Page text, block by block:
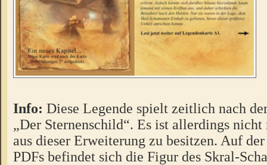
Info: Diese Legende spielt zeitlich nach
„Der Sternenschild“. Es ist allerdings
aus dieser Erweiterung zu besitzen. Auf
PDFs befindet sich die Figur des Skral-